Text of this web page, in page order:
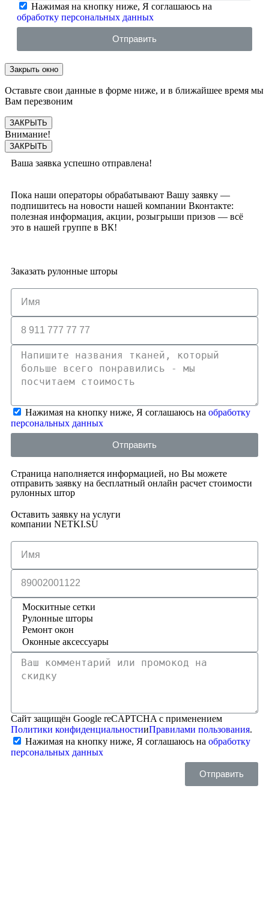
Нажимая на кнопку ниже, Я соглашаюсь на
обработку персональных данных
Отправить
Закрыть окно
Оставьте свои данные в форме ниже, и в ближайшее время мы
Вам перезвоним
ЗАКРЫТЬ
Внимание!
ЗАКРЫТЬ
Ваша заявка успешно отправлена!
Пока наши операторы обрабатывают Вашу заявку —
подпишитесь на новости нашей компании Вконтакте:
полезная информация, акции, розыгрыши призов — всё
это в нашей группе в ВК!
Заказать рулонные шторы
Нажимая на кнопку ниже, Я соглашаюсь на обработку
персональных данных
Отправить
Страница наполняется информацией, но Вы можете
отправить заявку на бесплатный онлайн расчет стоимости
рулонных штор
Оставить заявку на услуги
компании NETKI.SU
Сайт защищён Google reCAPTCHA с применением
Политики конфиденциальностииПравилами пользования.
Нажимая на кнопку ниже, Я соглашаюсь на обработку
персональных данных
Отправить